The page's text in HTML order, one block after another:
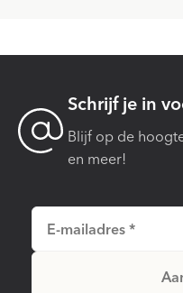
Schrijf je in
Blijf op de
en meer!